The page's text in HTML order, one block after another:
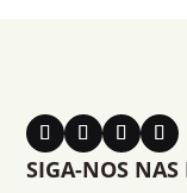
SIGA-NOS NAS